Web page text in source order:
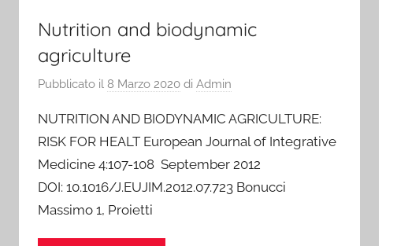
Nutrition and biodynamic
agriculture
Pubblicato il 8 Marzo 2020 di Admin
NUTRITION AND BIODYNAMIC AGRICULTURE:
RISK FOR HEALT European Journal of Integrative
Medicine 4:107-108 September 2012
DOI: 10.1016/J.EUJIM.2012.07.723 Bonucci
Massimo 1, Proietti